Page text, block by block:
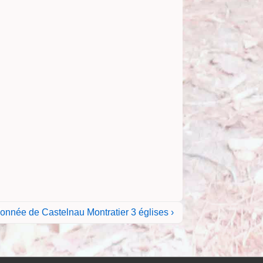
de Castelnau Montratier 3 églises ›